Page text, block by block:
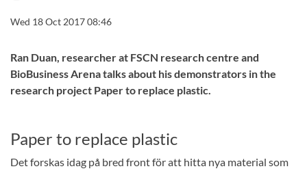
Wed 18 Oct 2017 08:46
Ran Duan, researcher at FSCN research centre and
BioBusiness Arena talks about his demonstrators in the
research project Paper to replace plastic.
Paper to replace plastic
Det forskas idag på bred front för att hitta nya material som